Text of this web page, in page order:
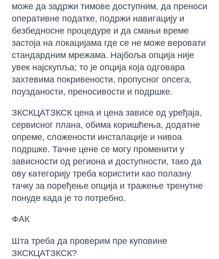
може да задржи тимове доступним, да преноси
оперативне податке, подржи навигацију и
безбедносне процедуре и да смањи време
застоја на локацијама где се не може веровати
стандардним мрежама. Најбоља опција није
увек најскупља; то је опција која одговара
захтевима покривености, пропусног опсега,
поузданости, преносивости и подршке.
ЗКСКЦАТЗКСК цена и цена зависе од уређаја,
сервисног плана, обима коришћења, додатне
опреме, сложености инсталације и нивоа
подршке. Тачне цене се могу променити у
зависности од региона и доступности, тако да
ову категорију треба користити као полазну
тачку за поређење опција и тражење тренутне
понуде када је то потребно.
ФАК
Шта треба да проверим пре куповине
ЗКСКЦАТЗКСК?